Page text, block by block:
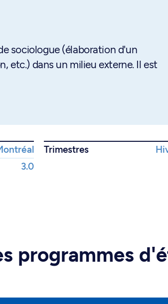
sociologue (élaboration d'un
etc.) dans un milieu externe. Il est
Trimestres
3.0
programmes